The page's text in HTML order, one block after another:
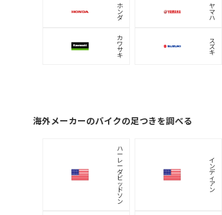
ホ
ン
ダ
ヤ
マ
ハ
カ
ワ
サ
キ
ス
ズ
キ
海外メーカーのバイクの足つきを調べる
ハ
ー
レ
ー
ダ
ビ
ッ
ド
ソ
ン
イ
ン
デ
ィ
ア
ン